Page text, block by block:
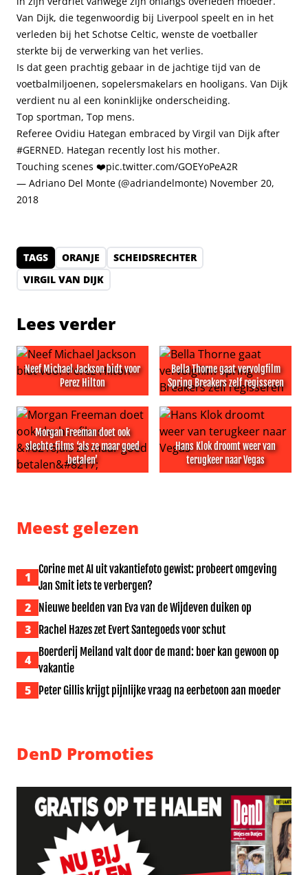
Van Dijk, die tegenwoordig bij Liverpool speelt en in het
verleden bij het Schotse Celtic, wenste de voetballer
sterkte bij de verwerking van het verlies.
Is dat geen prachtig gebaar in de jachtige tijd van de
voetbalmiljoenen, sopelersmakelars en hooligans. Van Dijk
verdient nu al een koninklijke onderscheiding.
Top sportman, Top mens.
Referee Ovidiu Hategan embraced by Virgil van Dijk after
#GERNED. Hategan recently lost his mother.
Touching scenes ❤️pic.twitter.com/GOEYoPeA2R
— Adriano Del Monte (@adriandelmonte) November 20,
2018
TAGS ORANJE
SCHEIDSRECHTER
VIRGIL VAN DIJK
Lees verder
Neef Michael Jackson bidt voor
Perez Hilton
Neef Michael Jackson bidt voor Perez Hilton
Bella Thorne gaat vervolgfilm
Spring Breakers zelf regisseren
Bella Thorne gaat
Morgan Freeman doet ook
slechte films ‘als ze maar goed
betalen’
Hans Klok droomt weer van
terugkeer naar Vegas
Meest gelezen
1
Corine met AI uit vakantiefoto gewist: probeert omgeving
Jan Smit iets te verbergen?
2 Nieuwe beelden van Eva van de Wijdeven duiken op
3 Rachel Hazes zet Evert Santegoeds voor schut
4
Boerderij Meiland valt door de mand: boer kan gewoon op
vakantie
5 Peter Gillis krijgt pijnlijke vraag na eerbetoon aan moeder
DenD Promoties